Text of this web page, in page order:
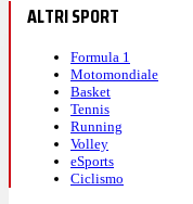
ALTRI SPORT
Formula 1
Motomondiale
Basket
Tennis
Running
Volley
eSports
Ciclismo